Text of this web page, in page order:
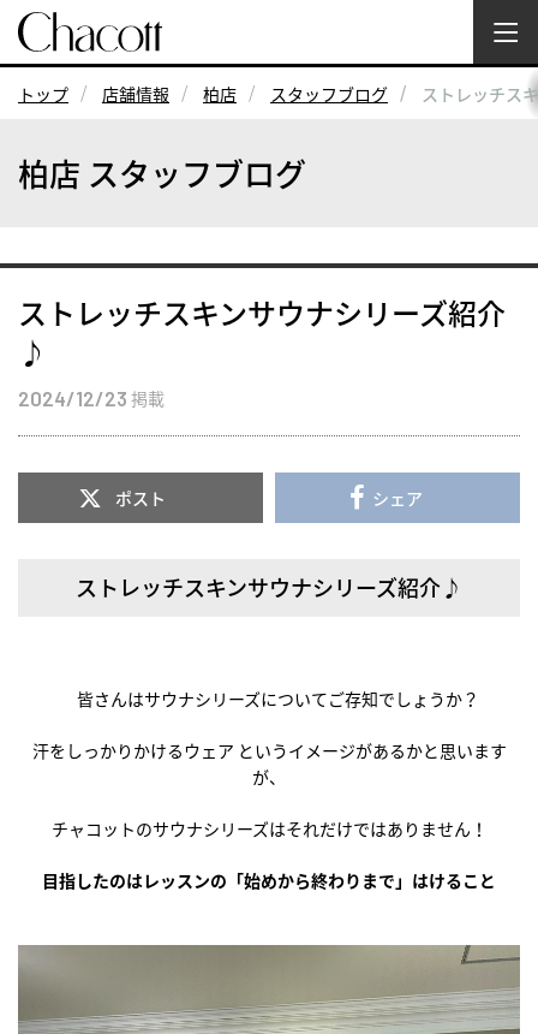
トップ 店舗情報 柏店 スタッフブログ ストレッチス
柏店 スタッフブログ
ストレッチスキンサウナシリーズ紹介
♪
2024/12/23 掲載
ポスト シェア
ストレッチスキンサウナシリーズ紹介♪
皆さんはサウナシリーズについてご存知でしょうか？
汗をしっかりかけるウェア というイメージがあるかと思います
が、
チャコットのサウナシリーズはそれだけではありません！
目指したのはレッスンの「始めから終わりまで」はけること